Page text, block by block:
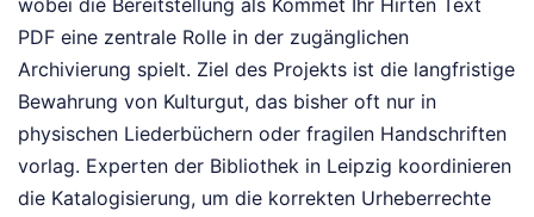
wobei die Bereitstellung als Kommet Ihr Hirten Text
PDF eine zentrale Rolle in der zugänglichen
Archivierung spielt. Ziel des Projekts ist die langfristige
Bewahrung von Kulturgut, das bisher oft nur in
physischen Liederbüchern oder fragilen Handschriften
vorlag. Experten der Bibliothek in Leipzig koordinieren
die Katalogisierung, um die korrekten Urheberrechte